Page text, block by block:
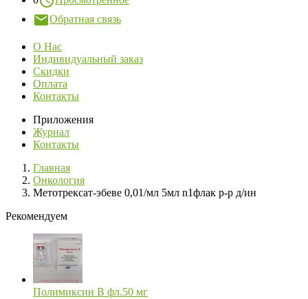
Обратная связь
О Нас
Индивидуальный заказ
Скидки
Оплата
Контакты
Приложения
Журнал
Контакты
Главная
Онкология
Метотрексат-эбеве 0,01/мл 5мл n1флак р-р д/ин
Рекомендуем
Полимиксин В фл.50 мг